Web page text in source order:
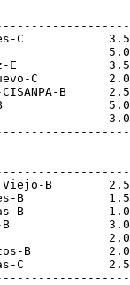
C
E
C
B
B
B
B
B
B
B
C